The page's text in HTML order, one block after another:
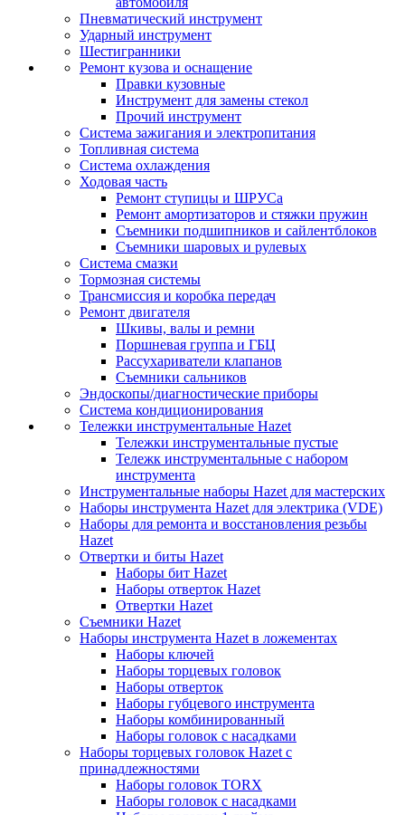
Пневматический инструмент
Ударный инструмент
Шестигранники
Ремонт кузова и оснащение
Правки кузовные
Инструмент для замены стекол
Прочий инструмент
Система зажигания и электропитания
Топливная система
Система охлаждения
Ходовая часть
Ремонт ступицы и ШРУСа
Ремонт амортизаторов и стяжки пружин
Съемники подшипников и сайлентблоков
Съемники шаровых и рулевых
Система смазки
Тормозная системы
Трансмиссия и коробка передач
Ремонт двигателя
Шкивы, валы и ремни
Поршневая группа и ГБЦ
Рассухариватели клапанов
Съемники сальников
Эндоскопы/диагностические приборы
Система кондиционирования
Тележки инструментальные Hazet
Тележки инструментальные пустые
Тележк инструментальные с набором
инструмента
Инструментальные наборы Hazet для мастерских
Наборы инструмента Hazet для электрика (VDE)
Наборы для ремонта и восстановления резьбы
Hazet
Отвертки и биты Hazet
Наборы бит Hazet
Наборы отверток Hazet
Отвертки Hazet
Съемники Hazet
Наборы инструмента Hazet в ложементах
Наборы ключей
Наборы торцевых головок
Наборы отверток
Наборы губцевого инструмента
Наборы комбинированный
Наборы головок с насадками
Наборы торцевых головок Hazet с
принадлежностями
Наборы головок TORX
Наборы головок с насадками